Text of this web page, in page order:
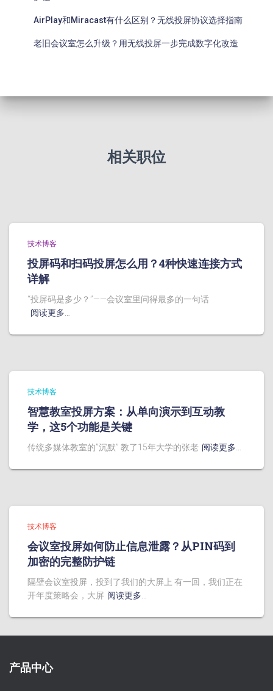
AirPlay和Miracast有什么区别？无线投屏协议选择指南
老旧会议室怎么升级？用无线投屏一步完成数字化改造
相关职位
技术博客
投屏码和扫码投屏怎么用？4种快速连接方式
详解
“投屏码是多少？”——会议室里问得最多的一句话
阅读更多…
技术博客
智慧教室投屏方案：从单向演示到互动教
学，这5个功能是关键
传统多媒体教室的”沉默” 教了15年大学的张老 阅读更多…
技术博客
会议室投屏如何防止信息泄露？从PIN码到
加密的完整防护链
隔壁会议室投屏，投到了我们的大屏上 有一回，我们正在
开年度策略会，大屏 阅读更多…
产品中心